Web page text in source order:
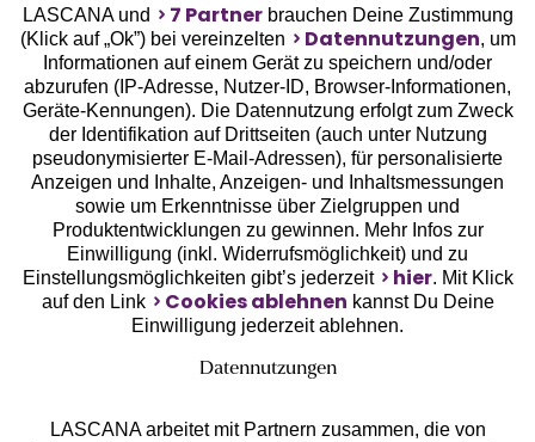
Geprüfte Sicherheit
Unsere Apps
LASCANA und 7 Partnerbrauchen Deine Zustimmung
(Klick auf „Ok”) bei vereinzelten
Datennutzungen, um
Informationen auf einem Gerät zu speichern und/oder
abzurufen (IP-Adresse, Nutzer-ID, Browser-Informationen,
Geräte-Kennungen). Die Datennutzung erfolgt zum Zweck
der Identifikation auf Drittseiten (auch unter Nutzung
pseudonymisierter E-Mail-Adressen), für personalisierte
Anzeigen und Inhalte, Anzeigen- und Inhaltsmessungen
sowie um Erkenntnisse über Zielgruppen und
Produktentwicklungen zu gewinnen. Mehr Infos zur
Einwilligung (inkl. Widerrufsmöglichkeit) und zu
Einstellungsmöglichkeiten gibt’s jederzeit
hier. Mit Klick
auf den Link
Cookies ablehnen kannst Du Deine
Einwilligung jederzeit ablehnen.
Datennutzungen
LASCANA arbeitet mit Partnern zusammen, die von